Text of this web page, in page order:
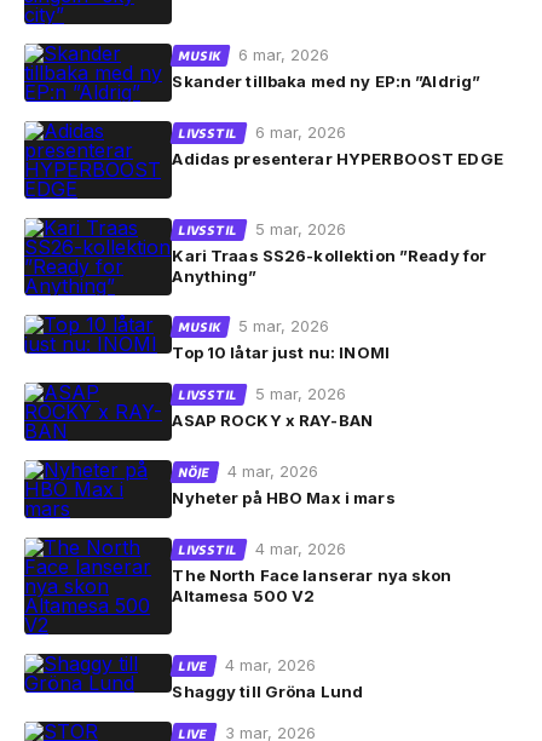
MUSIK
6 mar, 2026
Skander tillbaka med ny EP:n ”Aldrig”
LIVSSTIL
6 mar, 2026
Adidas presenterar HYPERBOOST EDGE
LIVSSTIL
5 mar, 2026
Kari Traas SS26-kollektion ”Ready for
Anything”
MUSIK
5 mar, 2026
Top 10 låtar just nu: INOMI
LIVSSTIL
5 mar, 2026
ASAP ROCKY x RAY-BAN
NÖJE
4 mar, 2026
Nyheter på HBO Max i mars
LIVSSTIL
4 mar, 2026
The North Face lanserar nya skon
Altamesa 500 V2
LIVE
4 mar, 2026
Shaggy till Gröna Lund
LIVE 3 mar, 2026